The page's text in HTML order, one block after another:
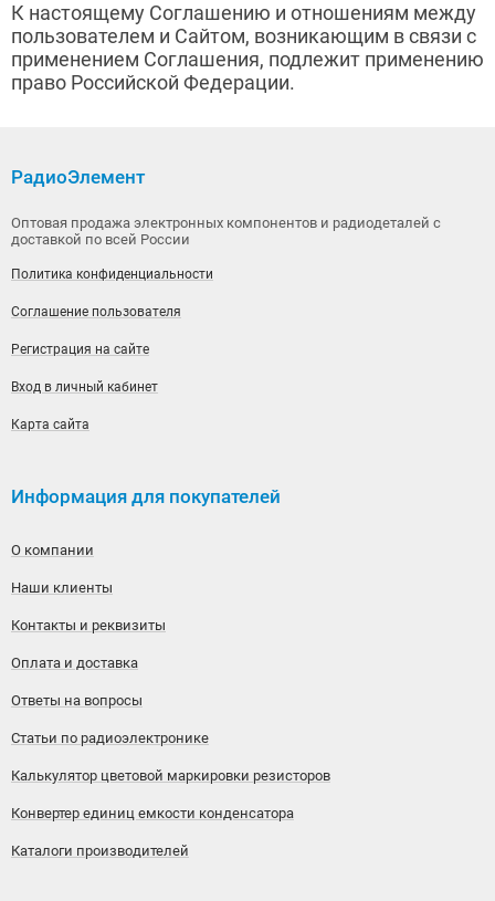
К настоящему Соглашению и отношениям между
пользователем и Сайтом, возникающим в связи с
применением Соглашения, подлежит применению
право Российской Федерации.
РадиоЭлемент
Оптовая продажа электронных компонентов и радиодеталей с
доставкой по всей России
Политика конфиденциальности
Соглашение пользователя
Регистрация на сайте
Вход в личный кабинет
Карта сайта
Информация для покупателей
О компании
Наши клиенты
Контакты и реквизиты
Оплата и доставка
Ответы на вопросы
Статьи по радиоэлектронике
Калькулятор цветовой маркировки резисторов
Конвертер единиц емкости конденсатора
Каталоги производителей